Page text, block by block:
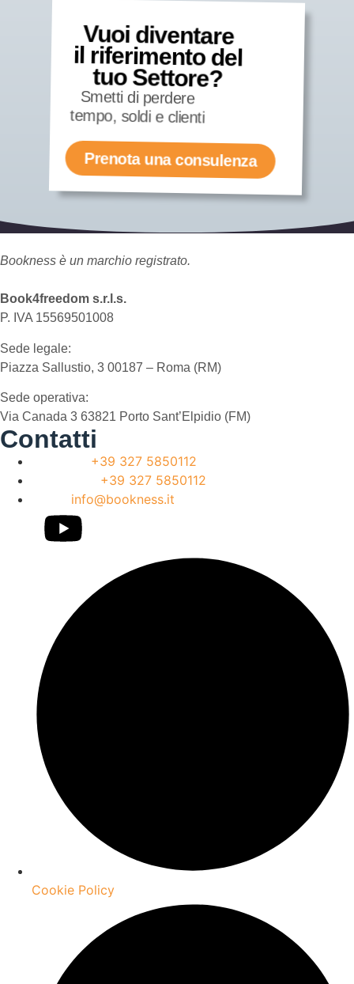
Vuoi diventare
il riferimento del
tuo Settore?
Smetti di perdere
tempo, soldi e clienti
Prenota una consulenza
Bookness è un marchio registrato.
Book4freedom s.r.l.s.
P. IVA ​15569501008
Sede legale:
Piazza Sallustio, 3 00187 – Roma (RM)
Sede operativa:
Via Canada 3 63821 Porto Sant’Elpidio (FM)
Contatti
+39 327 5850112
+39 327 5850112
info@bookness.it
Cookie Policy